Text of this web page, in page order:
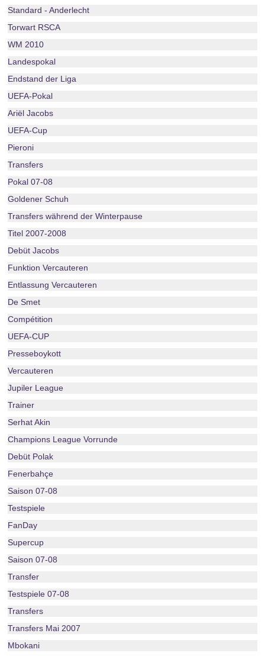
Standard - Anderlecht
Torwart RSCA
WM 2010
Landespokal
Endstand der Liga
UEFA-Pokal
Ariël Jacobs
UEFA-Cup
Pieroni
Transfers
Pokal 07-08
Goldener Schuh
Transfers während der Winterpause
Titel 2007-2008
Debüt Jacobs
Funktion Vercauteren
Entlassung Vercauteren
De Smet
Compétition
UEFA-CUP
Presseboykott
Vercauteren
Jupiler League
Trainer
Serhat Akin
Champions League Vorrunde
Debüt Polak
Fenerbahçe
Saison 07-08
Testspiele
FanDay
Supercup
Saison 07-08
Transfer
Testspiele 07-08
Transfers
Transfers Mai 2007
Mbokani